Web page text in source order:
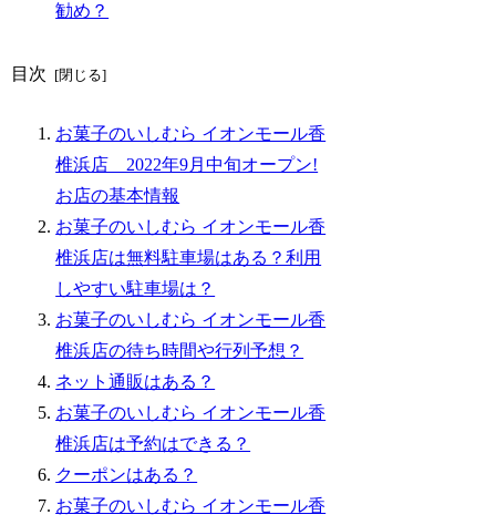
勧め？
目次
お菓子のいしむら イオンモール香
椎浜店 2022年9月中旬オープン!
お店の基本情報
お菓子のいしむら イオンモール香
椎浜店は無料駐車場はある？利用
しやすい駐車場は？
お菓子のいしむら イオンモール香
椎浜店の待ち時間や行列予想？
ネット通販はある？
お菓子のいしむら イオンモール香
椎浜店は予約はできる？
クーポンはある？
お菓子のいしむら イオンモール香